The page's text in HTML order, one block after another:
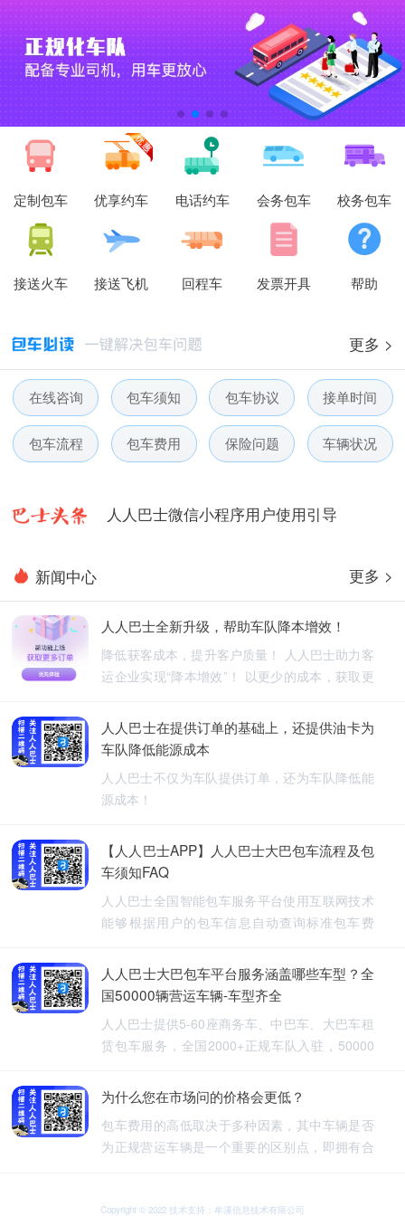
定制包车 优享约车 电话约车 会务包车 校务包车
接送火车 接送飞机 回程车 发票开具 帮助
更多 >
在线咨询 包车须知 包车协议 接单时间
包车流程 包车费用 保险问题 车辆状况
人人巴士春节放假通知-杭州包车网
人人巴士电话包车5月数据榜
人人巴士微信小程序用户使用引导
人人巴士五一放假通知-杭州包车网
人人巴士春节放假通知-杭州包车网
新闻中心 更多 >
人人巴士全新升级，帮助车队降本增效！
降低获客成本，提升客户质量！ 人人巴士助力客
运企业实现“降本增效”！ 以更少的成本，获取更
人人巴士在提供订单的基础上，还提供油卡为
车队降低能源成本
人人巴士不仅为车队提供订单，还为车队降低能
源成本！
【人人巴士APP】人人巴士大巴包车流程及包
车须知FAQ
人人巴士全国智能包车服务平台使用互联网技术
能够根据用户的包车信息自动查询标准包车费
车、长期包车、接送飞机、厂班车、校车、婚庆
租车等包车带司机服务。
人人巴士大巴包车平台服务涵盖哪些车型？全
国50000辆营运车辆-车型齐全
人人巴士提供5-60座商务车、中巴车、大巴车租
赁包车服务，全国2000+正规车队入驻，50000
行更安全
为什么您在市场问的价格会更低？
包车费用的高低取决于多种因素，其中车辆是否
为正规营运车辆是一个重要的区别点，即拥有合
可能会提供较低的包车费用，因为它们不需要承
Copyright © 2022 技术支持：牟溪信息技术有限公司